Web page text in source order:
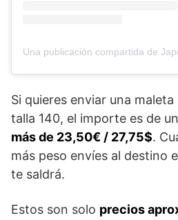
Si quieres enviar una
talla 140, el importe es de
más de 23,50€ / 27,75$.
más peso envíes al destino
te saldrá.
Estos son solo precios